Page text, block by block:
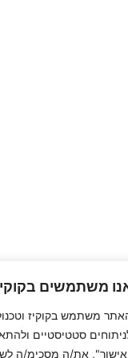
משתמשים
משתמש בקוקיז
סטטיסטיים
את/ה מסכימ/ה